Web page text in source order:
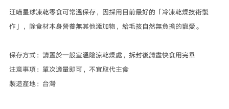
汪喵星球凍乾零食可常溫保存，因採用目前最好的「冷凍乾燥技術製
作」，除食材本身營養無其他添加物，給毛孩自然無負擔的寵愛。
保存方式：請置於一般室溫陰涼乾燥處，拆封後請盡快食用完畢
注意事項：單次適量即可，不宜取代主食
製造產地：台灣